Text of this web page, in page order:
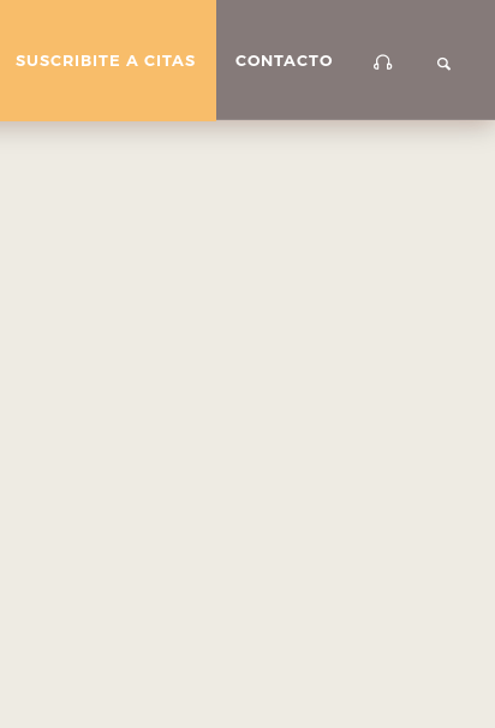
SUSCRIBITE A CITAS CONTACTO